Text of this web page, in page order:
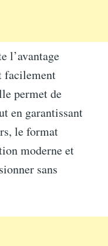
l’avantage
facilement
permet de
en garantissant
le format
moderne et
sans